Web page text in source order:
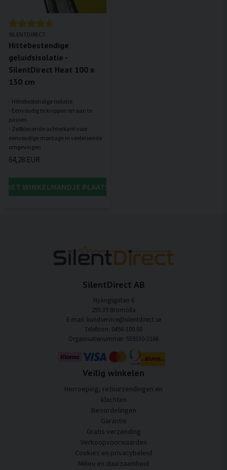
SILENTDIRECT
Hittebestendige
geluidsisolatie -
SilentDirect Heat 100 x
130 cm
- Hittebestendige isolatie
- Eenvoudig te knippen en aan te
passen
- Zelfklevende achterkant voor
eenvoudige montage in veeleisende
64,28 EUR
HET WINKELMANDJE PLAATSEN
SilentDirect AB
Nyängsgatan 6
295 39 Bromölla
E-mail: kundservice@silentdirect.se
Telefoon: 0456-100 00
Organisatienummer: 559330-3166
Veilig winkelen
Herroeping, retourzendingen en
klachten
Beoordelingen
Garantie
Gratis verzending
Verkoopvoorwaarden
Cookies en privacybeleid
Milieu en duurzaamheid